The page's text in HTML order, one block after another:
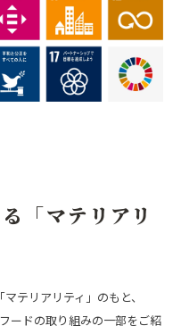
「マテリアリ
テリアリティ」のもと、
ードの取り組みの一部をご紹